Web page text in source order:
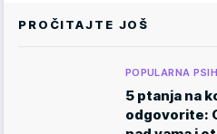
PROČITAJTE JOŠ
POPULARNA
5 ptanja na
odgovorite: